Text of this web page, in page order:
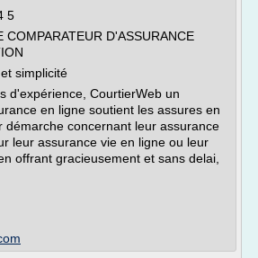
5
COMPARATEUR D'ASSURANCE
simplicité
d'expérience, CourtierWeb un
en ligne soutient les assures en
démarche concernant leur assurance
leur assurance vie en ligne ou leur
offrant gracieusement et sans delai,